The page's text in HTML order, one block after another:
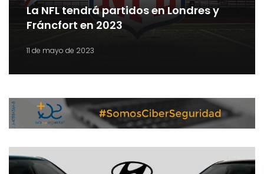
La NFL tendrá partidos en Londres y
Fráncfort en 2023
11 de mayo de 2023